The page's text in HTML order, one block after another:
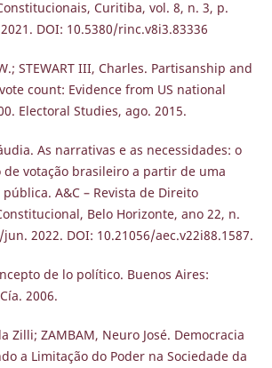
Curitiba, vol. 8, n. 3, p.
DOI: 10.5380/rinc.v8i3.83336
STEWART III, Charles. Partisanship and
count: Evidence from US national
Electoral Studies, ago. 2015.
As narrativas e as necessidades: o
votação brasileiro a partir de uma
A&C – Revista de Direito
Belo Horizonte, ano 22, n.
2022. DOI: 10.21056/aec.v22i88.1587.
de lo político. Buenos Aires:
2006.
Zilli; ZAMBAM, Neuro José. Democracia
a Limitação do Poder na Sociedade da